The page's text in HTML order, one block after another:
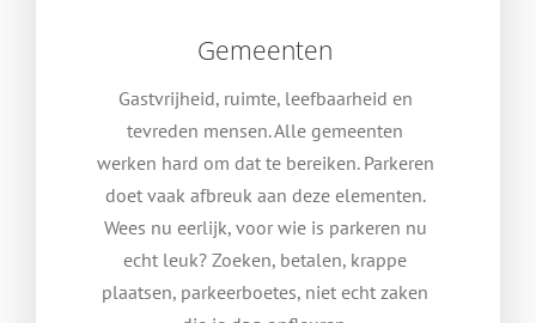
Gemeenten
Gastvrijheid, ruimte, leefbaarheid en
tevreden mensen. Alle gemeenten
werken hard om dat te bereiken. Parkeren
doet vaak afbreuk aan deze elementen.
Wees nu eerlijk, voor wie is parkeren nu
echt leuk? Zoeken, betalen, krappe
plaatsen, parkeerboetes, niet echt zaken